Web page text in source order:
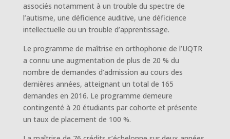
associés notamment à un trouble du spectre de
l’autisme, une déficience auditive, une déficience
intellectuelle ou un trouble d’apprentissage.
Le programme de maîtrise en orthophonie de l’UQTR
a connu une augmentation de plus de 20 % du
nombre de demandes d’admission au cours des
dernières années, atteignant un total de 165
demandes en 2016. Le programme demeure
contingenté à 20 étudiants par cohorte et présente
un taux de placement de 100 %.